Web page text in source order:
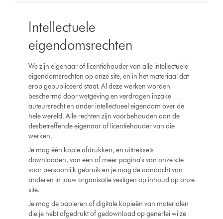
Intellectuele
eigendomsrechten
We zijn eigenaar of licentiehouder van alle intellectuele
eigendomsrechten op onze site, en in het materiaal dat
erop gepubliceerd staat. Al deze werken worden
beschermd door wetgeving en verdragen inzake
auteursrecht en ander intellectueel eigendom over de
hele wereld. Alle rechten zijn voorbehouden aan de
desbetreffende eigenaar of licentiehouder van die
werken.
Je mag één kopie afdrukken, en uittreksels
downloaden, van een of meer pagina's van onze site
voor persoonlijk gebruik en je mag de aandacht van
anderen in jouw organisatie vestigen op inhoud op onze
site.
Je mag de papieren of digitale kopieën van materialen
die je hebt afgedrukt of gedownload op generlei wijze